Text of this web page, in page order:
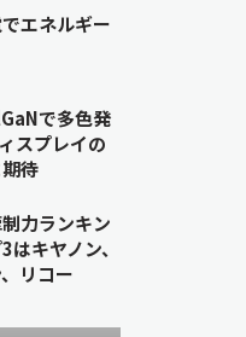
エネルギー
で多色発
スプレイの
待
力ランキン
キヤノン、
リコー